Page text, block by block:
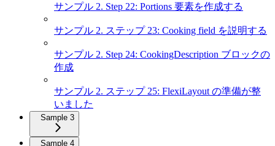
サンプル 2. Step 22: Portions 要素を作成する
サンプル 2. ステップ 23: Cooking field を説明する
サンプル 2. Step 24: CookingDescription ブロックの
作成
サンプル 2. ステップ 25: FlexiLayout の準備が整
いました
Sample 3
Sample 4